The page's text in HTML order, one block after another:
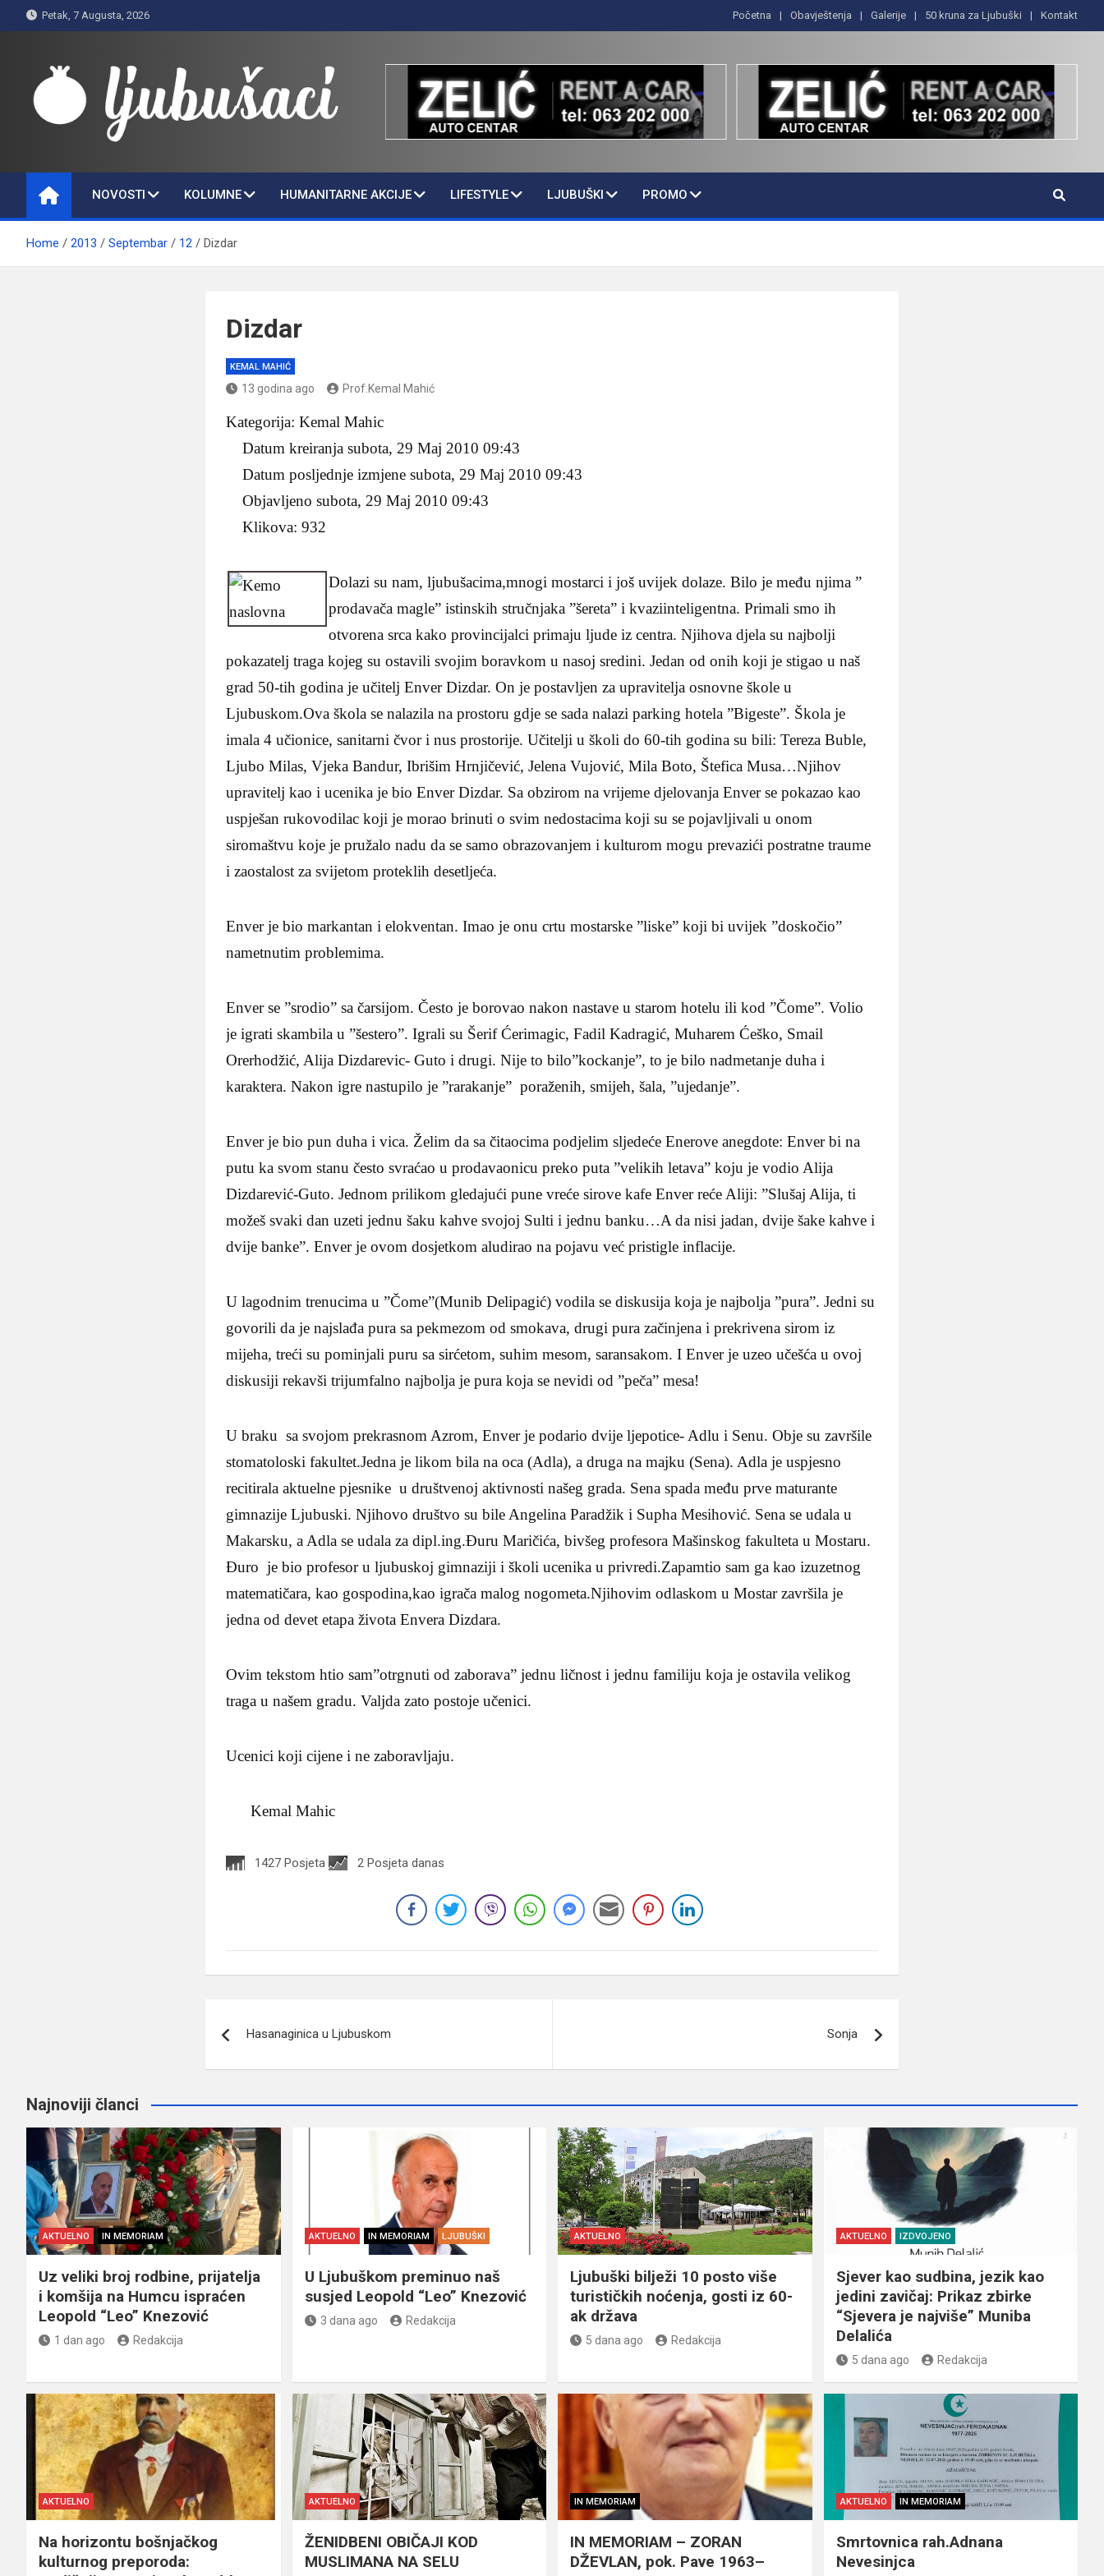
to
Petak, 7 Augusta, 2026 Početna Obavještenja Galerije 50 kruna za Ljubuški Kontakt
Ljubušaci
NOVOSTI KOLUMNE HUMANITARNE AKCIJE LIFESTYLE LJUBUŠKI PROMO
Home 2013 Septembar 12 Dizdar
Dizdar
KEMAL MAHIĆ
13 godina ago Prof.Kemal Mahić
Kategorija: Kemal Mahic
Datum kreiranja subota, 29 Maj 2010 09:43
Datum posljednje izmjene subota, 29 Maj 2010 09:43
Objavljeno subota, 29 Maj 2010 09:43
Klikova: 932
Dolazi su nam, ljubušacima,mnogi mostarci i još uvijek dolaze. Bilo je među njima ”
prodavača magle” istinskih stručnjaka ”šereta” i kvaziinteligentna. Primali smo ih
otvorena srca kako provincijalci primaju ljude iz centra. Njihova djela su najbolji
pokazatelj traga kojeg su ostavili svojim boravkom u nasoj sredini. Jedan od onih koji je stigao u naš
grad 50-tih godina je učitelj Enver Dizdar. On je postavljen za upravitelja osnovne škole u
Ljubuskom.Ova škola se nalazila na prostoru gdje se sada nalazi parking hotela ”Bigeste”. Škola je
imala 4 učionice, sanitarni čvor i nus prostorije. Učitelji u školi do 60-tih godina su bili: Tereza Buble,
Ljubo Milas, Vjeka Bandur, Ibrišim Hrnjičević, Jelena Vujović, Mila Boto, Štefica Musa…Njihov
upravitelj kao i ucenika je bio Enver Dizdar. Sa obzirom na vrijeme djelovanja Enver se pokazao kao
uspješan rukovodilac koji je morao brinuti o svim nedostacima koji su se pojavljivali u onom
siromaštvu koje je pružalo nadu da se samo obrazovanjem i kulturom mogu prevazići postratne traume
i zaostalost za svijetom proteklih desetljeća.
Enver je bio markantan i elokventan. Imao je onu crtu mostarske ”liske” koji bi uvijek ”doskočio”
nametnutim problemima.
Enver se ”srodio” sa čarsijom. Često je borovao nakon nastave u starom hotelu ili kod ”Čome”. Volio
je igrati skambila u ”šestero”. Igrali su Šerif Ćerimagic, Fadil Kadragić, Muharem Ćeško, Smail
Orerhodžić, Alija Dizdarevic- Guto i drugi. Nije to bilo”kockanje”, to je bilo nadmetanje duha i
karaktera. Nakon igre nastupilo je ”rarakanje” poraženih, smijeh, šala, ”ujedanje”.
Enver je bio pun duha i vica. Želim da sa čitaocima podjelim sljedeće Enerove anegdote: Enver bi na
putu ka svom stanu često svraćao u prodavaonicu preko puta ”velikih letava” koju je vodio Alija
Dizdarević-Guto. Jednom prilikom gledajući pune vreće sirove kafe Enver reće Aliji: ”Slušaj Alija, ti
možeš svaki dan uzeti jednu šaku kahve svojoj Sulti i jednu banku…A da nisi jadan, dvije šake kahve i
dvije banke”. Enver je ovom dosjetkom aludirao na pojavu već pristigle inflacije.
U lagodnim trenucima u ”Čome”(Munib Delipagić) vodila se diskusija koja je najbolja ”pura”. Jedni su
govorili da je najslađa pura sa pekmezom od smokava, drugi pura začinjena i prekrivena sirom iz
mijeha, treći su pominjali puru sa sirćetom, suhim mesom, saransakom. I Enver je uzeo učešća u ovoj
diskusiji rekavši trijumfalno najbolja je pura koja se nevidi od ”peča” mesa!
U braku sa svojom prekrasnom Azrom, Enver je podario dvije ljepotice- Adlu i Senu. Obje su završile
stomatoloski fakultet.Jedna je likom bila na oca (Adla), a druga na majku (Sena). Adla je uspjesno
recitirala aktuelne pjesnike u društvenoj aktivnosti našeg grada. Sena spada među prve maturante
gimnazije Ljubuski. Njihovo društvo su bile Angelina Paradžik i Supha Mesihović. Sena se udala u
Makarsku, a Adla se udala za dipl.ing.Đuru Maričića, bivšeg profesora Mašinskog fakulteta u Mostaru.
Đuro je bio profesor u ljubuskoj gimnaziji i školi ucenika u privredi.Zapamtio sam ga kao izuzetnog
matematičara, kao gospodina,kao igrača malog nogometa.Njihovim odlaskom u Mostar završila je
jedna od devet etapa života Envera Dizdara.
Ovim tekstom htio sam”otrgnuti od zaborava” jednu ličnost i jednu familiju koja je ostavila velikog
traga u našem gradu. Valjda zato postoje učenici.
Ucenici koji cijene i ne zaboravljaju.
Kemal Mahic
1427 Posjeta 2 Posjeta danas
članaka
Hasanaginica u Ljubuskom Sonja
Najnoviji članci
AKTUELNO IN MEMORIAM
Uz veliki broj rodbine, prijatelja
i komšija na Humcu ispraćen
Leopold “Leo” Knezović
1 dan ago Redakcija
AKTUELNO IN MEMORIAM LJUBUŠKI
U Ljubuškom preminuo naš
susjed Leopold “Leo” Knezović
3 dana ago Redakcija
AKTUELNO
Ljubuški bilježi 10 posto više
turističkih noćenja, gosti iz 60-
ak država
5 dana ago Redakcija
AKTUELNO IZDVOJENO
Sjever kao sudbina, jezik kao
jedini zavičaj: Prikaz zbirke
“Sjevera je najviše” Muniba
Delalića
5 dana ago Redakcija
AKTUELNO
Na horizontu bošnjačkog
kulturnog preporoda:
AKTUELNO
ŽENIDBENI OBIČAJI KOD
MUSLIMANA NA SELU
IN MEMORIAM
IN MEMORIAM – ZORAN
DŽEVLAN, pok. Pave 1963–
AKTUELNO IN MEMORIAM
Smrtovnica rah.Adnana
Nevesinjca